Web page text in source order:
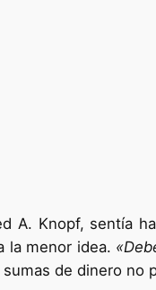
A. Knopf, sentía
la menor idea.
sumas de dinero no